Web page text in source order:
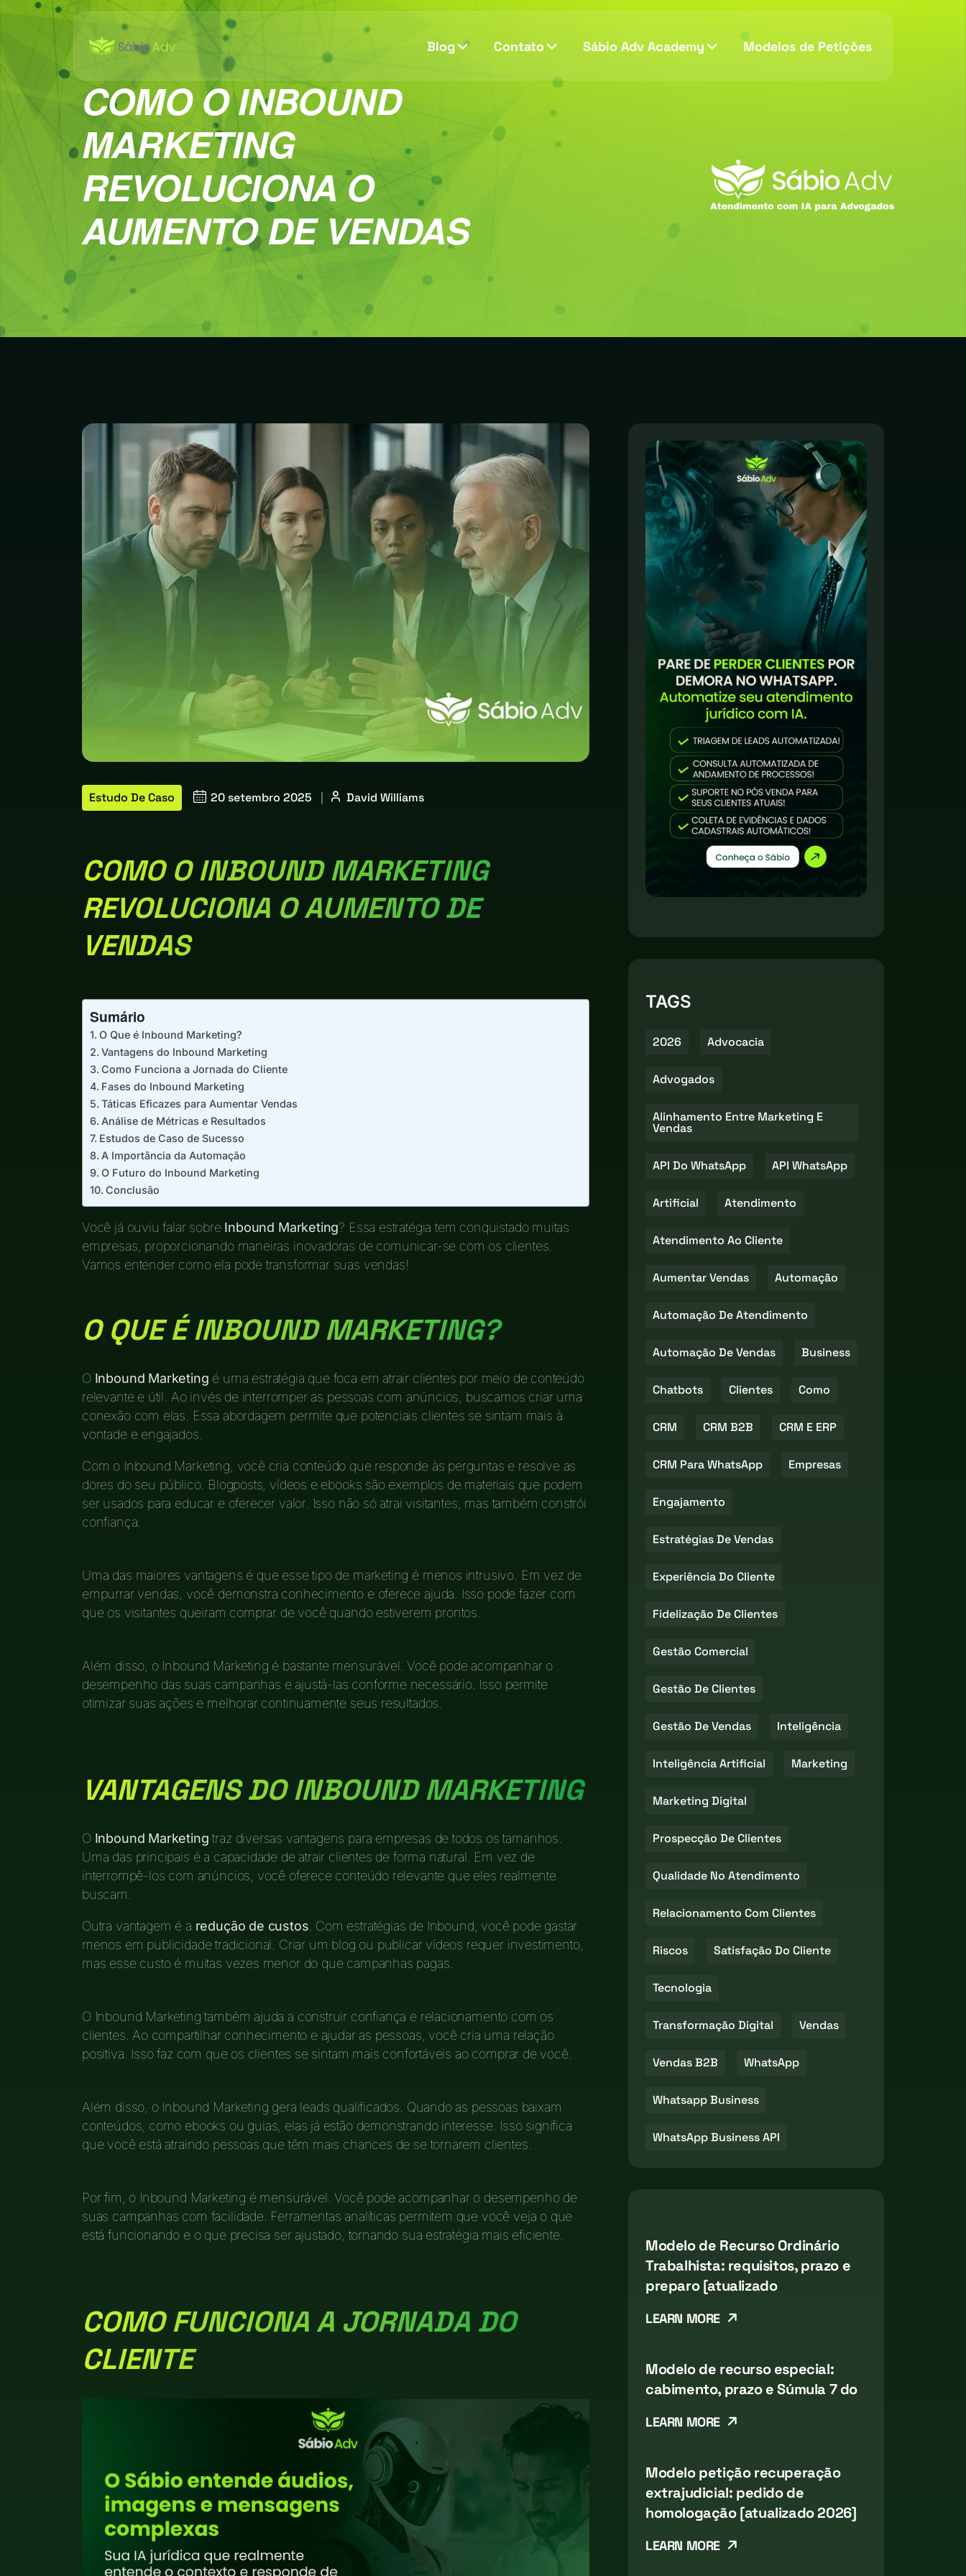
Blog Contato Sábio Adv Academy Modelos de Petições
COMO O INBOUND
MARKETING
REVOLUCIONA O
AUMENTO DE VENDAS
Estudo De Caso 20 setembro 2025 | David Williams
COMO O INBOUND MARKETING
REVOLUCIONA O AUMENTO DE
VENDAS
Sumário
O Que é Inbound Marketing?
Vantagens do Inbound Marketing
Como Funciona a Jornada do Cliente
Fases do Inbound Marketing
Táticas Eficazes para Aumentar Vendas
Análise de Métricas e Resultados
Estudos de Caso de Sucesso
A Importância da Automação
O Futuro do Inbound Marketing
Conclusão
Você já ouviu falar sobre Inbound Marketing? Essa estratégia tem conquistado muitas
empresas, proporcionando maneiras inovadoras de comunicar-se com os clientes.
Vamos entender como ela pode transformar suas vendas!
O QUE É INBOUND MARKETING?
O Inbound Marketing é uma estratégia que foca em atrair clientes por meio de conteúdo
relevante e útil. Ao invés de interromper as pessoas com anúncios, buscamos criar uma
conexão com elas. Essa abordagem permite que potenciais clientes se sintam mais à
vontade e engajados.
Com o Inbound Marketing, você cria conteúdo que responde às perguntas e resolve as
dores do seu público. Blogposts, vídeos e ebooks são exemplos de materiais que podem
ser usados para educar e oferecer valor. Isso não só atrai visitantes, mas também constrói
confiança.
Uma das maiores vantagens é que esse tipo de marketing é menos intrusivo. Em vez de
empurrar vendas, você demonstra conhecimento e oferece ajuda. Isso pode fazer com
que os visitantes queiram comprar de você quando estiverem prontos.
Além disso, o Inbound Marketing é bastante mensurável. Você pode acompanhar o
desempenho das suas campanhas e ajustá-las conforme necessário. Isso permite
otimizar suas ações e melhorar continuamente seus resultados.
VANTAGENS DO INBOUND MARKETING
O Inbound Marketing traz diversas vantagens para empresas de todos os tamanhos.
Uma das principais é a capacidade de atrair clientes de forma natural. Em vez de
interrompê-los com anúncios, você oferece conteúdo relevante que eles realmente
buscam.
Outra vantagem é a redução de custos . Com estratégias de Inbound, você pode gastar
menos em publicidade tradicional. Criar um blog ou publicar vídeos requer investimento,
mas esse custo é muitas vezes menor do que campanhas pagas.
O Inbound Marketing também ajuda a construir confiança e relacionamento com os
clientes. Ao compartilhar conhecimento e ajudar as pessoas, você cria uma relação
positiva. Isso faz com que os clientes se sintam mais confortáveis ao comprar de você.
Além disso, o Inbound Marketing gera leads qualificados. Quando as pessoas baixam
conteúdos, como ebooks ou guias, elas já estão demonstrando interesse. Isso significa
que você está atraindo pessoas que têm mais chances de se tornarem clientes.
Por fim, o Inbound Marketing é mensurável. Você pode acompanhar o desempenho de
suas campanhas com facilidade. Ferramentas analíticas permitem que você veja o que
está funcionando e o que precisa ser ajustado, tornando sua estratégia mais eficiente.
COMO FUNCIONA A JORNADA DO
CLIENTE
TAGS
2026 Advocacia
Advogados
Alinhamento Entre Marketing E
Vendas
API Do WhatsApp API WhatsApp
Artificial Atendimento
Atendimento Ao Cliente
Aumentar Vendas Automação
Automação De Atendimento
Automação De Vendas Business
Chatbots Clientes Como
CRM CRM B2B CRM E ERP
CRM Para WhatsApp Empresas
Engajamento
Estratégias De Vendas
Experiência Do Cliente
Fidelização De Clientes
Gestão Comercial
Gestão De Clientes
Gestão De Vendas Inteligência
Inteligência Artificial Marketing
Marketing Digital
Prospecção De Clientes
Qualidade No Atendimento
Relacionamento Com Clientes
Riscos Satisfação Do Cliente
Tecnologia
Transformação Digital Vendas
Vendas B2B WhatsApp
Whatsapp Business
WhatsApp Business API
Modelo de Recurso Ordinário
Trabalhista: requisitos, prazo e
preparo [atualizado
LEARN MORE
Modelo de recurso especial:
cabimento, prazo e Súmula 7 do
LEARN MORE
Modelo petição recuperação
extrajudicial: pedido de
homologação [atualizado 2026]
LEARN MORE